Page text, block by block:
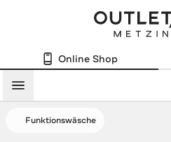
Online Shop
Menü
Funktionswäsche